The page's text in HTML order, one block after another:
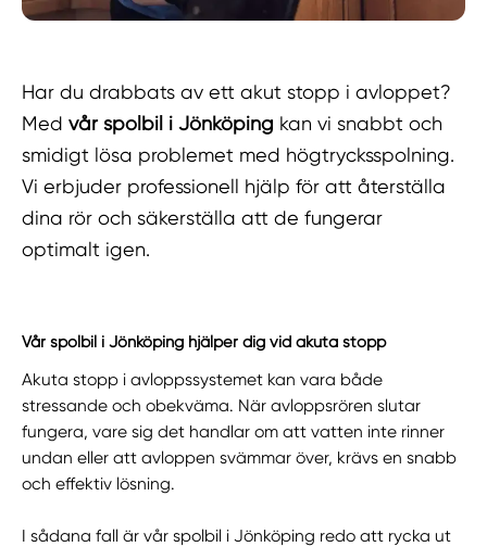
Har du drabbats av ett akut stopp i avloppet?
Medvår spolbil i Jönköping kan vi snabbt och
smidigt lösa problemet med högtrycksspolning.
Vi erbjuder professionell hjälp för att återställa
dina rör och säkerställa att de fungerar
optimalt igen.
Vår spolbil i Jönköping hjälper dig vid akuta stopp
Akuta stopp i avloppssystemet kan vara både
stressande och obekväma. När avloppsrören slutar
fungera, vare sig det handlar om att vatten inte rinner
undan eller att avloppen svämmar över, krävs en snabb
och effektiv lösning.
I sådana fall är vår spolbil i Jönköping redo att rycka ut